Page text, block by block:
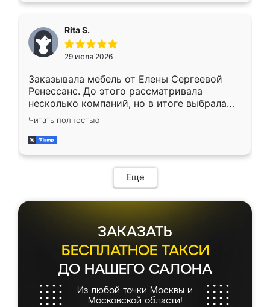
каких-либо доработок. Качеством осталась
довольна, все выглядит так, как и ожидала.
Rita S.
29 июля 2026
Заказывала мебель от Елены Сергеевой
Ренессанс. До этого рассматривала
несколько компаний, но в итоге выбрала
эту. Сначала обговорили условия, потом
приехал замерщик, всё спокойно объяснил
и снял размеры. Изготовили в срок, с
мебель сразу встала на свое место без
каких-либо доработок. Качеством осталась
довольна, все выглядит так, как и ожидала.
Читать полностью
Еще
ЗАКАЗАТЬ
БЕСПЛАТНОЕ ТАКСИ
ДО НАШЕГО САЛОНА
Из любой точки Москвы и
Московской области!